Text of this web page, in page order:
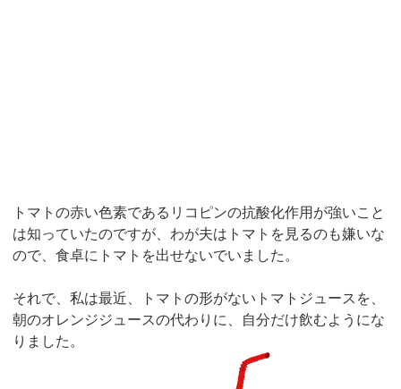
トマトの赤い色素であるリコピンの抗酸化作用が強いこと
は知っていたのですが、わが夫はトマトを見るのも嫌いな
ので、食卓にトマトを出せないでいました。
それで、私は最近、トマトの形がないトマトジュースを、
朝のオレンジジュースの代わりに、自分だけ飲むようにな
りました。